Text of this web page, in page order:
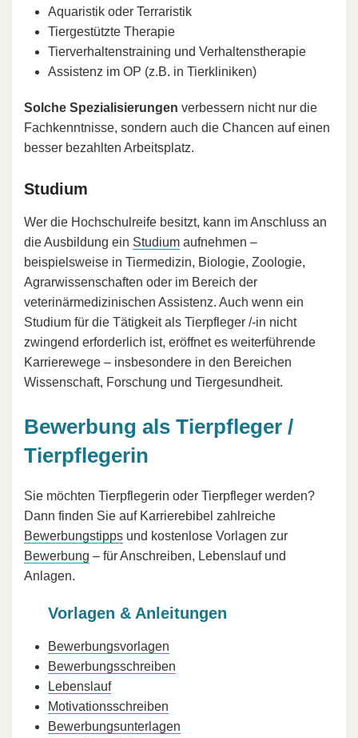
Aquaristik oder Terraristik
Tiergestützte Therapie
Tierverhaltenstraining und Verhaltenstherapie
Assistenz im OP (z.B. in Tierkliniken)
Solche Spezialisierungen verbessern nicht nur die
Fachkenntnisse, sondern auch die Chancen auf einen
besser bezahlten Arbeitsplatz.
Studium
Wer die Hochschulreife besitzt, kann im Anschluss an
die Ausbildung ein Studium aufnehmen –
beispielsweise in Tiermedizin, Biologie, Zoologie,
Agrarwissenschaften oder im Bereich der
veterinärmedizinischen Assistenz. Auch wenn ein
Studium für die Tätigkeit als Tierpfleger /-in nicht
zwingend erforderlich ist, eröffnet es weiterführende
Karrierewege – insbesondere in den Bereichen
Wissenschaft, Forschung und Tiergesundheit.
Bewerbung als Tierpfleger /
Tierpflegerin
Sie möchten Tierpflegerin oder Tierpfleger werden?
Dann finden Sie auf Karrierebibel zahlreiche
Bewerbungstipps und kostenlose Vorlagen zur
Bewerbung – für Anschreiben, Lebenslauf und
Anlagen.
Vorlagen & Anleitungen
Bewerbungsvorlagen
Bewerbungsschreiben
Lebenslauf
Motivationsschreiben
Bewerbungsunterlagen